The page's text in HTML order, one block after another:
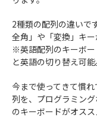
2種類の配列の違いで
全角」や「変換」キー
※英語配列のキーボ
と英語の切り替え可能
今まで使ってきて慣
列を、プログラミン
のキーボードがオスス